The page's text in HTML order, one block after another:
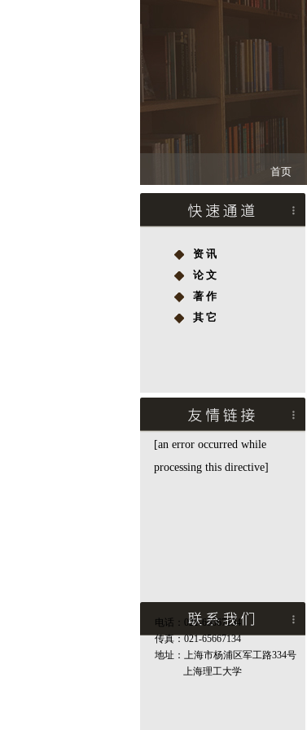
首页
资 讯
论 文
著 作
其 它
[an error occurred while
processing this directive]
电话：021-65667134
传真：021-65667134
地址：上海市杨浦区军工路334号
上海理工大学